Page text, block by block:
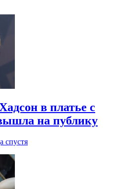
в платье с
на публику
спустя